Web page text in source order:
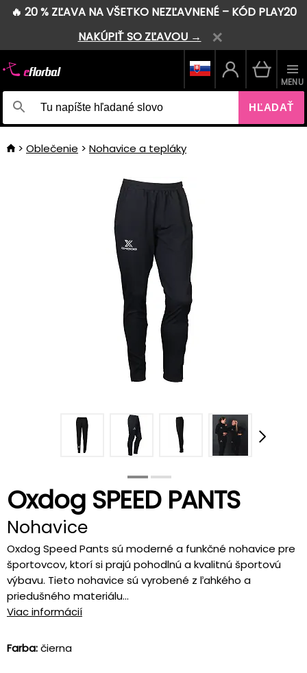
🔥 20 % ZĽAVA NA VŠETKO NEZĽAVNENÉ – KÓD PLAY20
NAKÚPIŤ SO ZĽAVOU →
HĽADAŤ
MENU
Oblečenie Nohavice a tepláky
Oxdog SPEED PANTS
Nohavice
Oxdog Speed Pants sú moderné a funkčné nohavice pre
športovcov, ktorí si prajú pohodlnú a kvalitnú športovú
výbavu. Tieto nohavice sú vyrobené z ľahkého a
priedušného materiálu...
Viac informácií
Farba:čierna